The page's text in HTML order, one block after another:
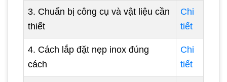
3. Chuẩn bị công cụ và vật liệu cần
thiết
Chi
tiết
4. Cách lắp đặt nẹp inox đúng
cách
Chi
tiết